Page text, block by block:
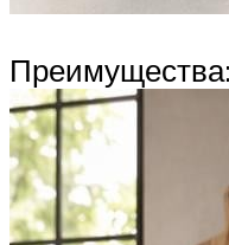
Преимущества: